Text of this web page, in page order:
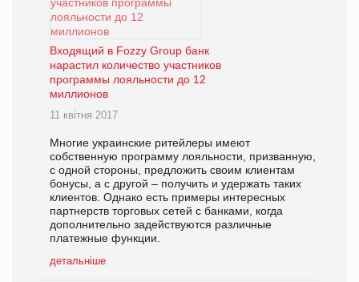
Входящий в Fozzy Group банк
нарастил количество участников
программы лояльности до 12
миллионов
11 квітня 2017
Многие украинские ритейлеры имеют
собственную программу лояльности, призванную,
с одной стороны, предложить своим клиентам
бонусы, а с другой – получить и удержать таких
клиентов. Однако есть примеры интересных
партнерств торговых сетей с банками, когда
дополнительно задействуются различные
платежные функции.
детальніше